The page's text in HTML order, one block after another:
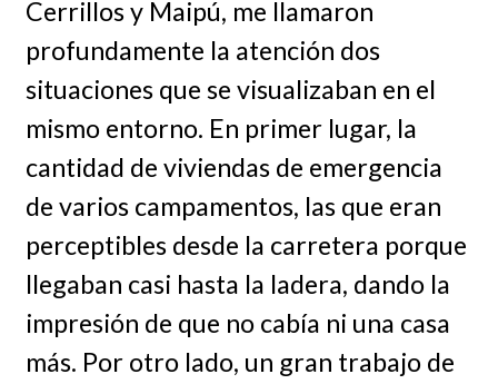
Cerrillos y Maipú, me llamaron
profundamente la atención dos
situaciones que se visualizaban en el
mismo entorno. En primer lugar, la
cantidad de viviendas de emergencia
de varios campamentos, las que eran
perceptibles desde la carretera porque
llegaban casi hasta la ladera, dando la
impresión de que no cabía ni una casa
más. Por otro lado, un gran trabajo de